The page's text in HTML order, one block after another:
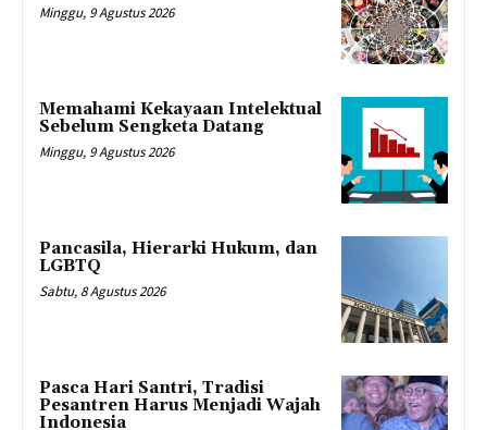
Minggu, 9 Agustus 2026
Memahami Kekayaan Intelektual
Sebelum Sengketa Datang
Minggu, 9 Agustus 2026
Pancasila, Hierarki Hukum, dan
LGBTQ
Sabtu, 8 Agustus 2026
Pasca Hari Santri, Tradisi
Pesantren Harus Menjadi Wajah
Indonesia